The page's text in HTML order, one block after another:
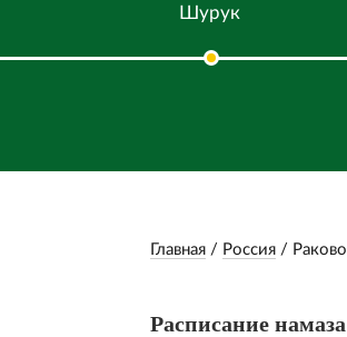
Шурук
Главная / Россия / Раково
Расписание намаза